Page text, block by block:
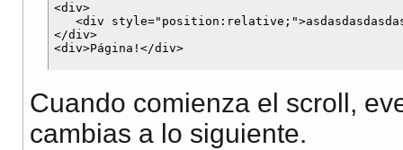
<div>
<div
</div>
Cuando comienza el scroll,
cambias a lo siguiente.